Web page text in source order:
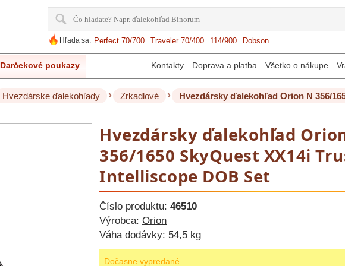
Hľada sa: Perfect 70/700 Traveler 70/400 114/900 Dobson
Darčekové poukazy Kontakty Doprava a platba Všetko o nákupe
Hvezdárske ďalekohľady › Zrkadlové ›
Hvezdársky ďalekohľad
356/1650 SkyQuest XX14i
Intelliscope DOB Set
Číslo produktu: 46510
Výrobca: Orion
Váha dodávky: 54,5 kg
Dočasne vypredané